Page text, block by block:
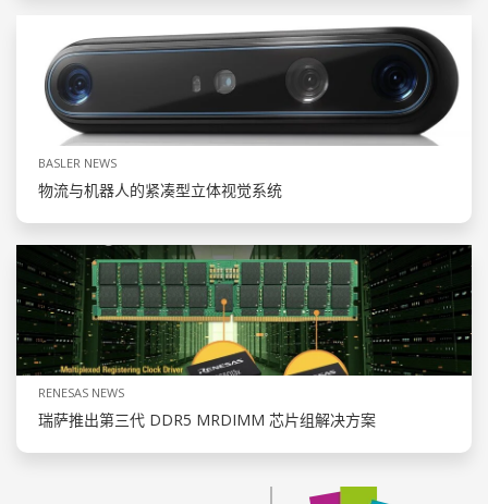
BASLER NEWS
物流与机器人的紧凑型立体视觉系统
RENESAS NEWS
瑞萨推出第三代 DDR5 MRDIMM 芯片组解决方案